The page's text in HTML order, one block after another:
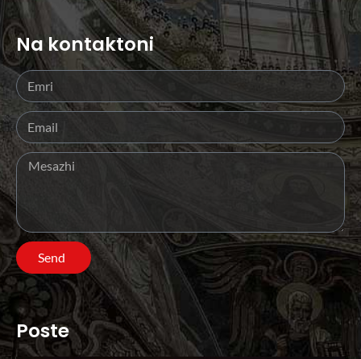
Na kontaktoni
Send
Poste